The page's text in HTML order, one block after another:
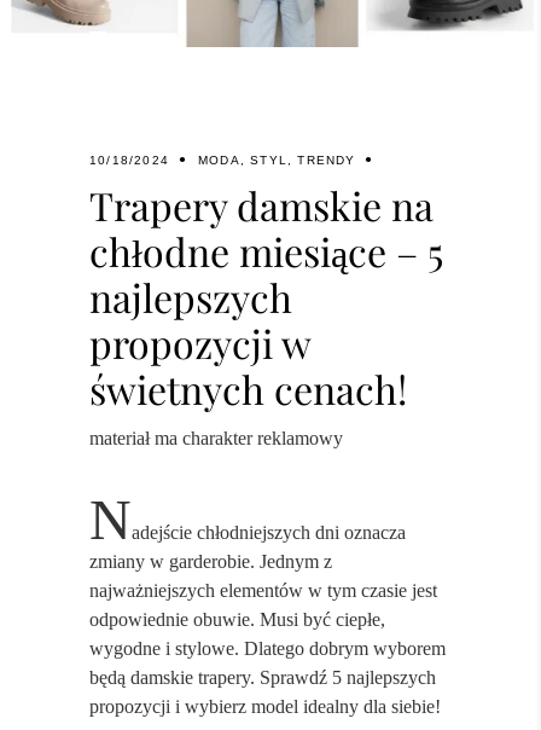
10/18/2024 MODA,STYL,TRENDY
Trapery damskie na
chłodne miesiące – 5
najlepszych
propozycji w
świetnych cenach!
materiał ma charakter reklamowy
Nadejście chłodniejszych dni oznacza
zmiany w garderobie. Jednym z
najważniejszych elementów w tym czasie jest
odpowiednie obuwie. Musi być ciepłe,
wygodne i stylowe. Dlatego dobrym wyborem
będą damskie trapery. Sprawdź 5 najlepszych
propozycji i wybierz model idealny dla siebie!